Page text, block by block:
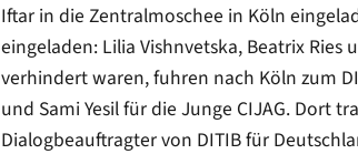
Iftar in die Zentralmoschee in Köln
eingeladen: Lilia Vishnvetska, Beatrix Ries
verhindert waren, fuhren nach Köln zum
und Sami Yesil für die Junge CIJAG. Dort
Dialogbeauftragter von DITIB für